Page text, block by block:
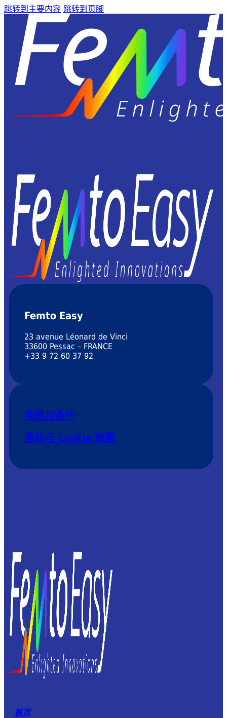
跳转到主要内容 跳转到页脚
Femto Easy
23 avenue Léonard de Vinci
33600 Pessac – FRANCE
+33 9 72 60 37 92
条款与条件
隐私与 Cookie 政策
首页